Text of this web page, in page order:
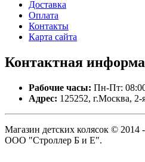
Доставка
Оплата
Контакты
Карта сайта
Контактная
Рабочие часы: Пн-Пт:
Адрес: 125252, г.Москва, 2-
Магазин детских колясок © 2014
ООО "Строллер Б и Е".